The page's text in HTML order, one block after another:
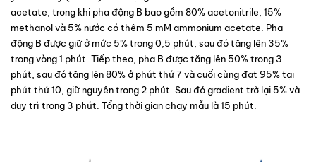
acetate, trong khi pha động B bao gồm 80% acetonitrile, 15%
methanol và 5% nước có thêm 5 mM ammonium acetate. Pha
động B được giữ ở mức 5% trong 0,5 phút, sau đó tăng lên 35%
trong vòng 1 phút. Tiếp theo, pha B được tăng lên 50% trong 3
phút, sau đó tăng lên 80% ở phút thứ 7 và cuối cùng đạt 95% tại
phút thứ 10, giữ nguyên trong 2 phút. Sau đó gradient trở lại 5% và
duy trì trong 3 phút. Tổng thời gian chạy mẫu là 15 phút.